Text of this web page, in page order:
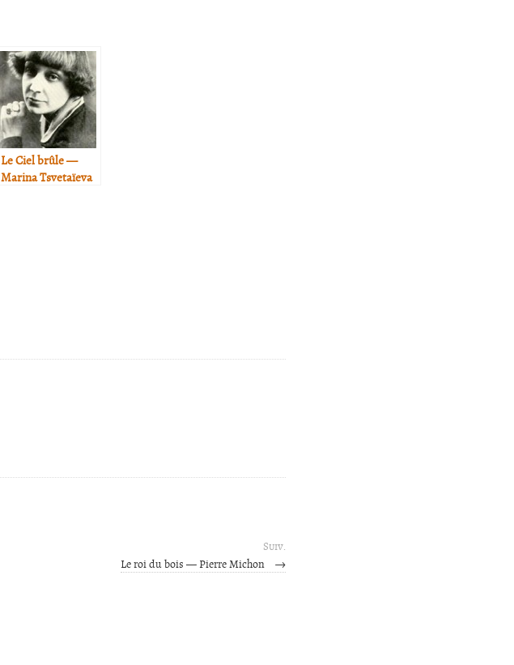
Le Ciel brûle —
Marina Tsvetaïeva
Suiv.
Le roi du bois — Pierre Michon →